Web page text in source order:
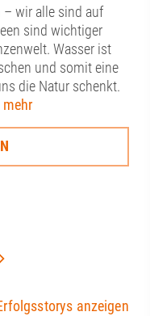
– wir alle sind auf
sind wichtiger
Wasser ist
und somit eine
die Natur schenkt.
anzeigen